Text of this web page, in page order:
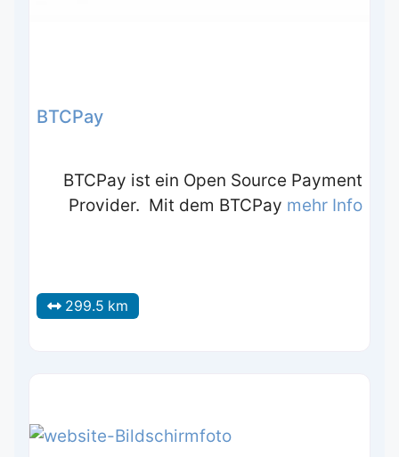
BTCPay
BTCPay ist ein Open Source Payment
Provider. Mit dem BTCPay mehr Info
299.5 km